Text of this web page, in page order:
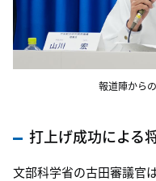
報道陣から
打上げ成功による
文部科学省の古田審議官